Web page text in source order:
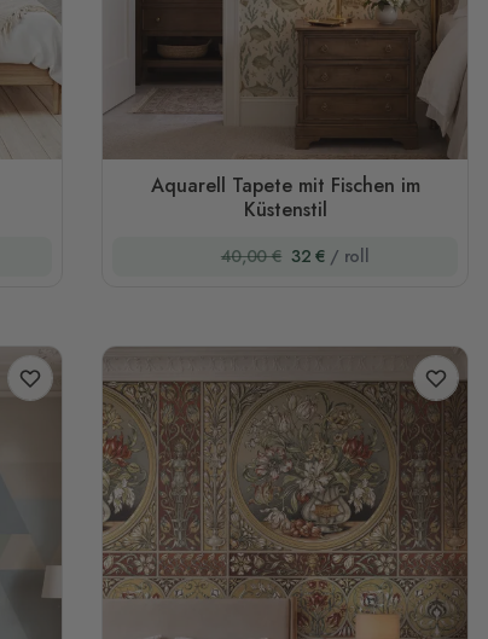
Aquarell Tapete mit Fischen im
Küstenstil
40,00 € 32 € / roll